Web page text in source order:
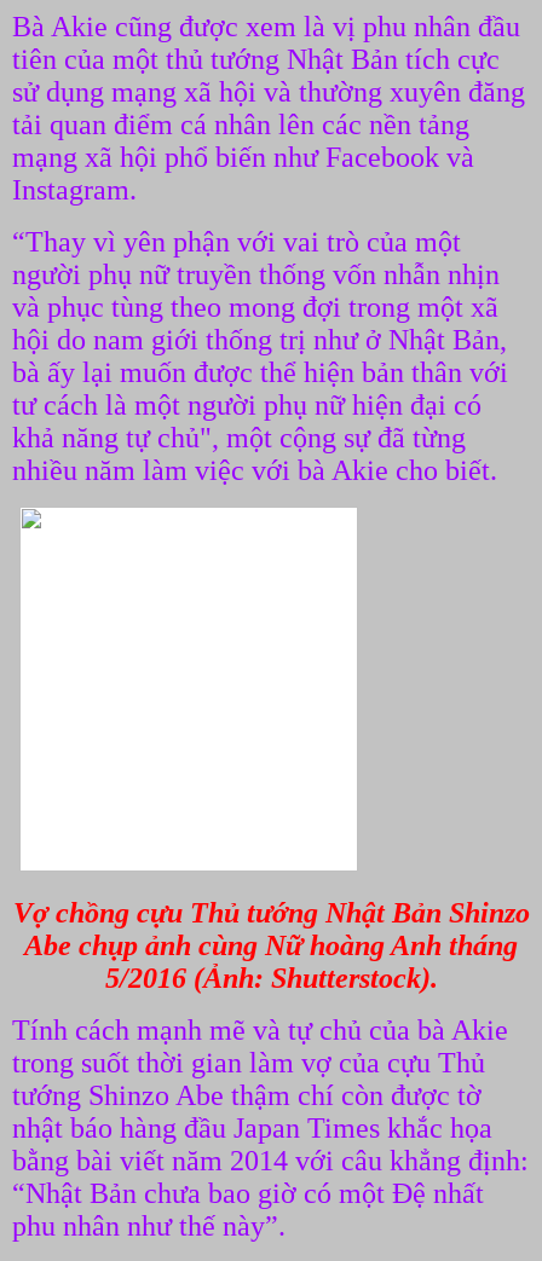
Bà Akie cũng được xem là vị phu nhân đầu
tiên của một thủ tướng Nhật Bản tích cực
sử dụng mạng xã hội và thường xuyên đăng
tải quan điểm cá nhân lên các nền tảng
mạng xã hội phổ biến như Facebook và
Instagram.
“Thay vì yên phận với vai trò của một
người phụ nữ truyền thống vốn nhẫn nhịn
và phục tùng theo mong đợi trong một xã
hội do nam giới thống trị như ở Nhật Bản,
bà ấy lại muốn được thể hiện bản thân với
tư cách là một người phụ nữ hiện đại có
khả năng tự chủ", một cộng sự đã từng
nhiều năm làm việc với bà Akie cho biết.
Vợ chồng cựu Thủ tướng Nhật Bản Shinzo
Abe chụp ảnh cùng Nữ hoàng Anh tháng
5/2016 (Ảnh: Shutterstock).
Tính cách mạnh mẽ và tự chủ của bà Akie
trong suốt thời gian làm vợ của cựu Thủ
tướng Shinzo Abe thậm chí còn được tờ
nhật báo hàng đầu Japan Times khắc họa
bằng bài viết năm 2014 với câu khẳng định:
“Nhật Bản chưa bao giờ có một Đệ nhất
phu nhân như thế này”.